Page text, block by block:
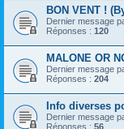
BON VENT !
Dernier message
Réponses : 120
MALONE OR
Dernier message
Réponses : 204
Info diverses
Dernier message
Réponses : 56